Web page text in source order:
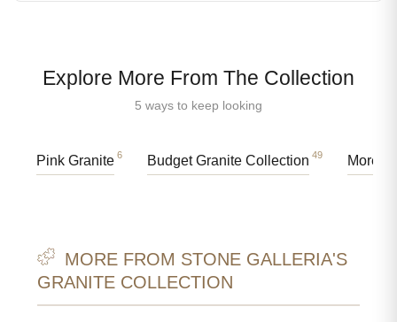
Explore More From The Collection
5 ways to keep looking
Pink Granite 6 Budget Granite Collection 49 More
MORE FROM STONE GALLERIA'S
GRANITE COLLECTION